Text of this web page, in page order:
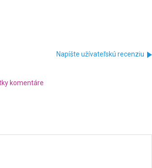
Napíšte užívateľskú recenziu
komentáre